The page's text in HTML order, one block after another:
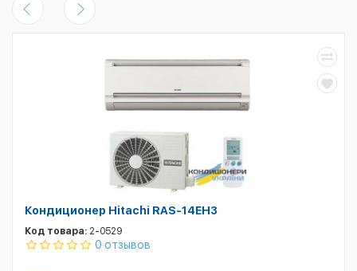
Кондиционер Hitachi RAS-14EH3
Код товара: 2-0529
0 отзывов